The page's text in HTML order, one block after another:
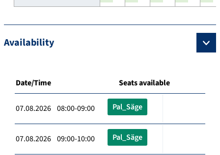
Availability
Date/Time Seats available
07.08.2026 08:00-09:00 Pal_Säge
07.08.2026 09:00-10:00 Pal_Säge